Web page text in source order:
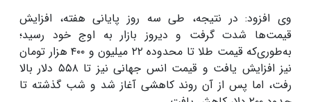
وی افزود: در نتیجه، طی سه روز پایانی هفته، افزایش
قیمت‌ها شدت گرفت و دیروز بازار به اوج خود رسید؛
به‌طوری‌که قیمت طلا تا محدوده ۲۲ میلیون و ۴۰۰ هزار تومان
نیز افزایش یافت و قیمت انس جهانی نیز تا ۵۵۸ دلار بالا
رفت، اما پس از آن روند کاهشی آغاز شد و شب گذشته تا